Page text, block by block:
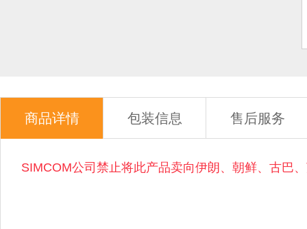
商品详情 包装信息 售后服务
SIMCOM公司禁止将此产品卖向伊朗、朝鲜、古巴